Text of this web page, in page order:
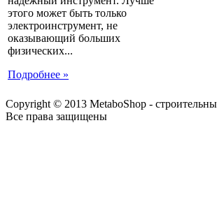
этого может быть только
электроинструмент, не
оказывающий больших
физических...
Подробнее »
Copyright © 2013 MetaboShop -
Все права защищены